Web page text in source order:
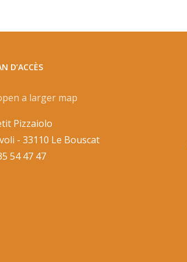
D’ACCÈS
Pizzaiolo
- 33110 Le Bouscat
54 47 47